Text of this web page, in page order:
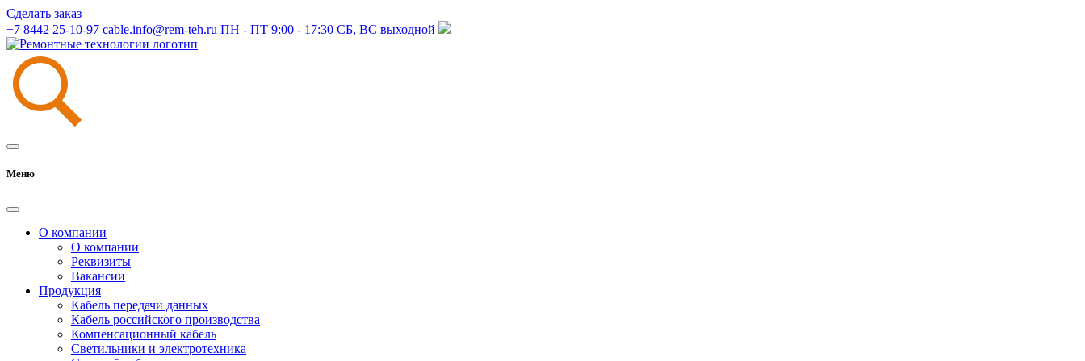
Сделать заказ
+7 8442 25-10-97 cable.info@rem-teh.ru ПН - ПТ 9:00 - 17:30 СБ, ВС выходной
Меню
О компании
О компании
Реквизиты
Вакансии
Продукция
Кабель передачи данных
Кабель российского производства
Компенсационный кабель
Светильники и электротехника